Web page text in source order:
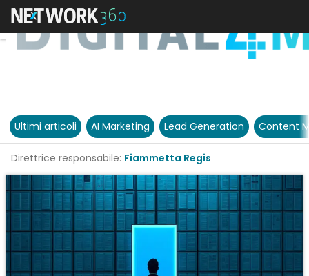
Ultimi articoli AI Marketing Lead Generation Content
Direttrice responsabile: Fiammetta Regis